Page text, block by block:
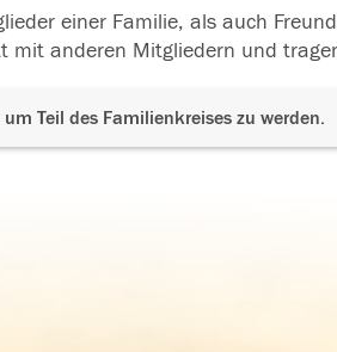
einer Familie, als auch
mit anderen Mitgliedern und
Teil des Familienkreises zu werden.